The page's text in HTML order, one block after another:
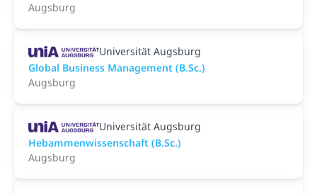
Augsburg
Universität Augsburg
Global Business Management (B.Sc.)
Augsburg
Universität Augsburg
Hebammenwissenschaft (B.Sc.)
Augsburg